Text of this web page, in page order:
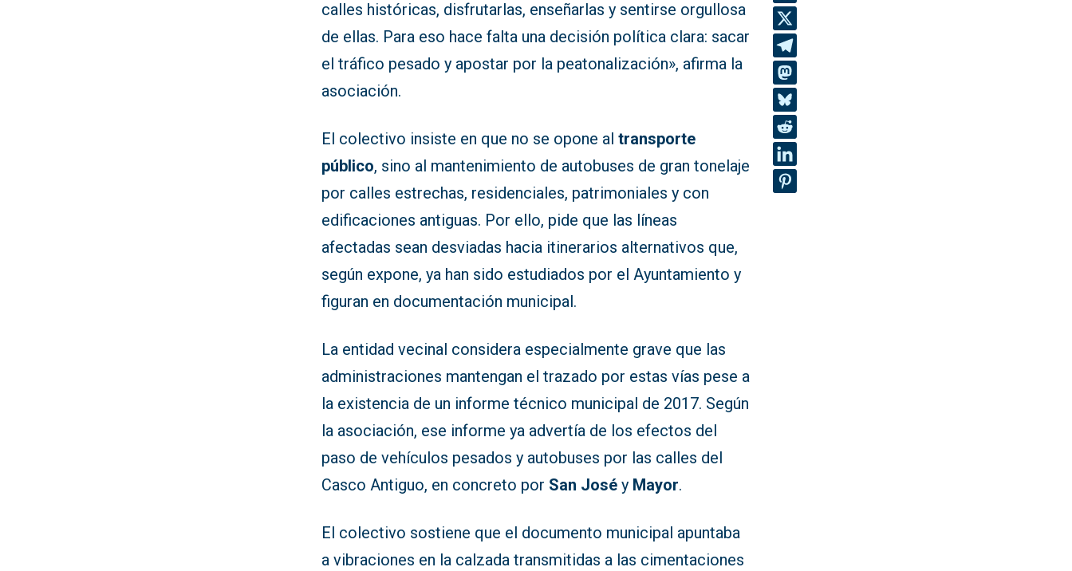
calles históricas, disfrutarlas, enseñarlas y sentirse orgullosa
de ellas. Para eso hace falta una decisión política clara: sacar
el tráfico pesado y apostar por la peatonalización», afirma la
asociación.
El colectivo insiste en que no se opone altransporte
público, sino al mantenimiento de autobuses de gran tonelaje
por calles estrechas, residenciales, patrimoniales y con
edificaciones antiguas. Por ello, pide que las líneas
afectadas sean desviadas hacia itinerarios alternativos que,
según expone, ya han sido estudiados por el Ayuntamiento y
figuran en documentación municipal.
La entidad vecinal considera especialmente grave que las
administraciones mantengan el trazado por estas vías pese a
la existencia de un informe técnico municipal de 2017. Según
la asociación, ese informe ya advertía de los efectos del
paso de vehículos pesados y autobuses por las calles del
Casco Antiguo, en concreto por San José y Mayor.
El colectivo sostiene que el documento municipal apuntaba
a vibraciones en la calzada transmitidas a las cimentaciones